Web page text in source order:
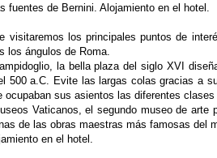
fuentes de Bernini. Alojamiento en el hotel.
visitaremos los principales puntos de
los ángulos de Roma.
la bella plaza del siglo XVI
500 a.C. Evite las largas colas gracias a
ocupaban sus asientos las diferentes
Vaticanos, el segundo museo de
de las obras maestras más famosas del
en el hotel.